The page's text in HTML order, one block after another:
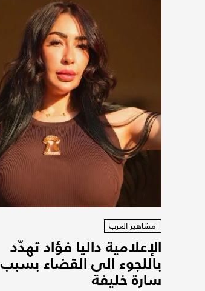
مشاهير العرب
الإعلامية داليا فؤاد تهدّد
باللجوء الى القضاء بسبب
سارة خليفة